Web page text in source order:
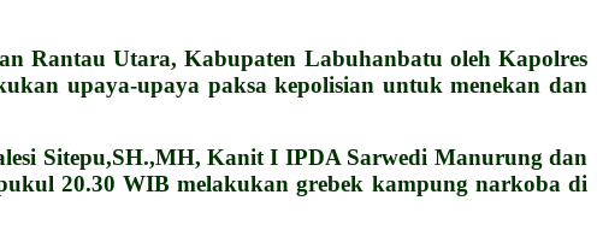
Rantau Utara, Kabupaten Labuhanbatu oleh Kapolres
upaya-upaya paksa kepolisian untuk menekan dan
Sitepu,SH.,MH, Kanit I IPDA Sarwedi Manurung dan
20.30 WIB melakukan grebek kampung narkoba di